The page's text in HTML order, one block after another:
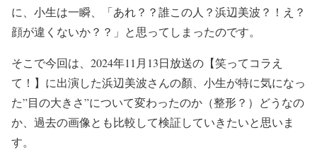
に、 小生は一瞬、「あれ？？誰この人？浜辺美波？！え ？
顔が違くないか？？ 」 と思ってしまったのです。
そこで今回は、 2024年11月13日放送の 【笑ってコラえ
て！】 に出演した浜辺美波さんの顏 、小生が特に気になっ
た”目の大きさ”について変わったのか（整形？）どうなの
か、 過去の画像とも比較して検証していきたいと思いま
す。